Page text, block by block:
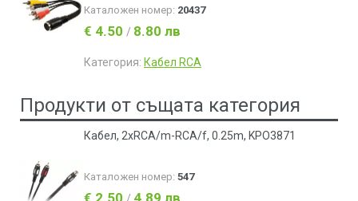
Каталожен номер: 20437
€ 4.50 / 8.80 лв
Категория: Кабел RCA
Продукти от същата категория
Кабел, 2xRCA/m-RCA/f, 0.25m, KPO3871
Каталожен номер: 547
€ 2.50 4.89 лв